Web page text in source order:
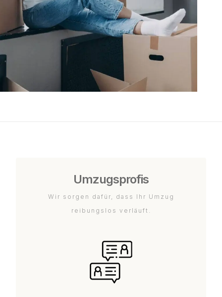
Umzugsprofis
Wir sorgen dafür, dass Ihr Umzug
reibungslos verläuft.